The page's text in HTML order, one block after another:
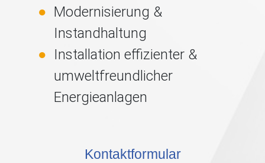
Modernisierung &
Instandhaltung
Installation effizienter &
umweltfreundlicher
Energieanlagen
Kontaktformular